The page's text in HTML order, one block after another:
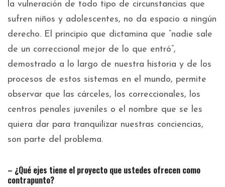
la vulneración de todo tipo de circunstancias que
sufren niños y adolescentes, no da espacio a ningún
derecho. El principio que dictamina que “nadie sale
de un correccional mejor de lo que entró”,
demostrado a lo largo de nuestra historia y de los
procesos de estos sistemas en el mundo, permite
observar que las cárceles, los correccionales, los
centros penales juveniles o el nombre que se les
quiera dar para tranquilizar nuestras conciencias,
son parte del problema.
– ¿Qué ejes tiene el proyecto que ustedes ofrecen como
contrapunto?